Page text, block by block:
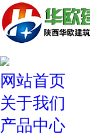
网站首页
关于我们
产品中心